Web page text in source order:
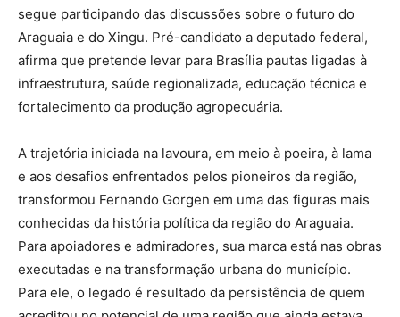
segue participando das discussões sobre o futuro do
Araguaia e do Xingu. Pré-candidato a deputado federal,
afirma que pretende levar para Brasília pautas ligadas à
infraestrutura, saúde regionalizada, educação técnica e
fortalecimento da produção agropecuária.
A trajetória iniciada na lavoura, em meio à poeira, à lama
e aos desafios enfrentados pelos pioneiros da região,
transformou Fernando Gorgen em uma das figuras mais
conhecidas da história política da região do Araguaia.
Para apoiadores e admiradores, sua marca está nas obras
executadas e na transformação urbana do município.
Para ele, o legado é resultado da persistência de quem